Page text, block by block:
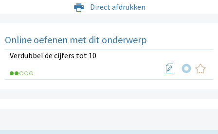
Direct afdrukken
Online oefenen met dit onderwerp
Verdubbel de cijfers tot 10